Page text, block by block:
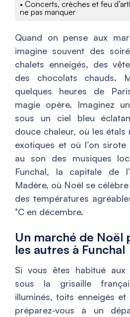
• Concerts, crèches et feu
ne pas manquer
Quand on pense aux
imagine souvent des
chalets enneigés, des
des chocolats chauds.
quelques heures de
magie opère. Imaginez
sous un ciel bleu
douce chaleur, où les
exotiques et où l’on
au son des musiques
Funchal, la capitale de
Madère, où Noël se
des températures
°C en décembre.
Un marché de Noël
les autres à Funchal
Si vous êtes habitué
sous la grisaille
illuminés, toits enneigés et
préparez-vous à un